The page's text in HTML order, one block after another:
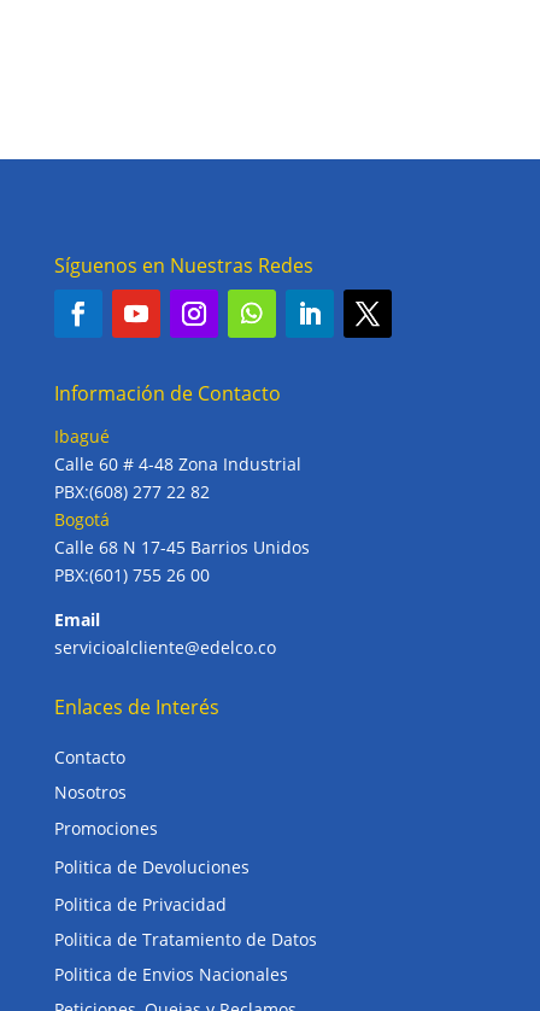
Síguenos en Nuestras Redes
Información de Contacto
Ibagué
Calle 60 # 4-48 Zona Industrial
PBX:(608) 277 22 82
Bogotá
Calle 68 N 17-45 Barrios Unidos
PBX:(601) 755 26 00
Email
servicioalcliente@edelco.co
Enlaces de Interés
Contacto
Nosotros
Promociones
Politica de Devoluciones
Politica de Privacidad
Politica de Tratamiento de Datos
Politica de Envios Nacionales